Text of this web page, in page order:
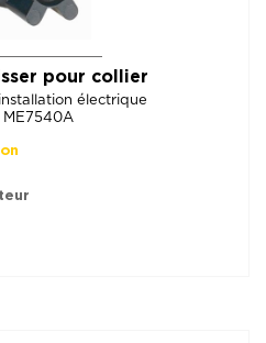
pour collier
électrique
ME7540A